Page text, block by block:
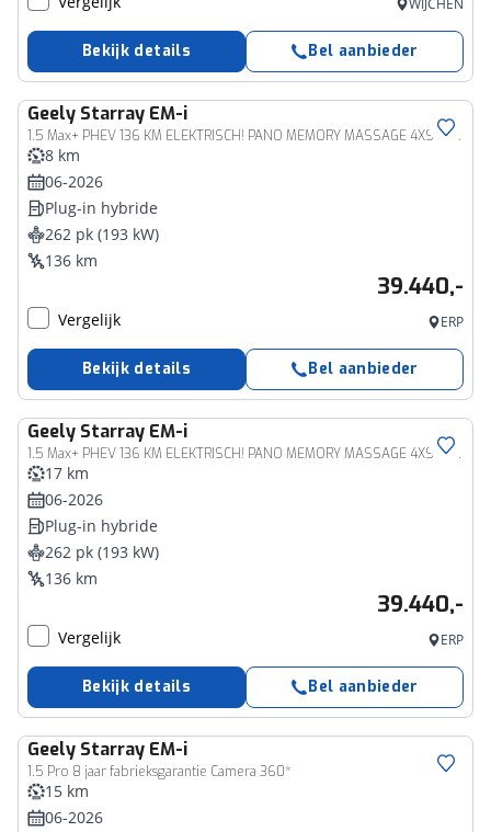
WIJCHEN
Bekijk details Bel aanbieder
Geely Starray EM-i
1.5 Max+ PHEV 136 KM ELEKTRISCH! PANO MEMORY MASSAGE 4XSTOEL/STUURVERW STOELVERK. HUD CARPLAY 360-CAMERA SFEERVERL. 2XPDC 19''LMV ENZ. ENZ.
8 km
06-2026
Plug-in hybride
262 pk (193 kW)
136 km
39.440,-
Vergelijk ERP
Bekijk details Bel aanbieder
Geely Starray EM-i
1.5 Max+ PHEV 136 KM ELEKTRISCH! PANO MEMORY MASSAGE 4XSTOEL/STUURVERW STOELVERK. HUD CARPLAY 360-CAMERA SFEERVERL. 2XPDC 19''LMV ENZ. ENZ.
17 km
06-2026
Plug-in hybride
262 pk (193 kW)
136 km
39.440,-
Vergelijk ERP
Bekijk details Bel aanbieder
Geely Starray EM-i
1.5 Pro 8 jaar fabrieksgarantie Camera 360*
15 km
06-2026